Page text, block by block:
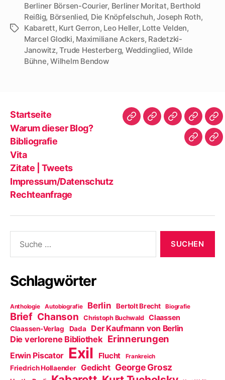
Schlagwörter
Berliner Börsen-Courier, Berliner Moritat, Berthold
Reißig, Börsenlied, Die Knöpfelschuh,Joseph Roth,
Kabarett, Kurt Gerron, Leo Heller, Lotte Velden,
Marcel Glodki, Maximiliane Ackers, Radetzki-
Janowitz,Trude Hesterberg, Weddinglied, Wilde
Bühne,Wilhelm Bendow
Startseite
Warum dieser Blog?
Bibliografie
Vita
Zitate | Tweets
Impressum/Datenschutz
Rechteanfrage
Startseite
WarumBibliografie
Vita
|
nach:
Schlagwörter
Anthologie Autobiografie Berlin Bertolt Brecht Biografie
Brief Chanson Christoph Buchwald Claassen
Claassen-Verlag Dada Der Kaufmann von Berlin
Die verlorene Bibliothek Erinnerungen
Erwin Piscator Exil Flucht Frankreich
Friedrich Hollaender Gedicht George Grosz